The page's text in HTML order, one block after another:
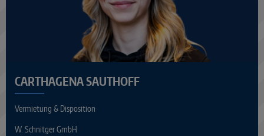
CARTHAGENA SAUTHOFF
Vermietung & Disposition
W. Schnitger GmbH